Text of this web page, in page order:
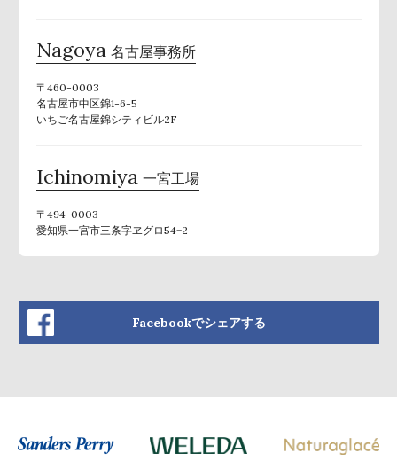
Nagoya 名古屋事務所
〒460-0003
名古屋市中区錦1-6-5
いちご名古屋錦シティビル2F
Ichinomiya 一宮工場
〒494-0003
愛知県一宮市三条字ヱグロ54−2
Facebookでシェアする